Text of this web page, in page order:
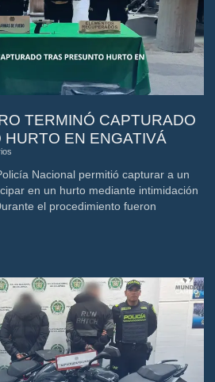
TERMINÓ CAPTURADO
EN ENGATIVÁ
Nacional permitió capturar a un
en un hurto mediante intimidación
el procedimiento fueron